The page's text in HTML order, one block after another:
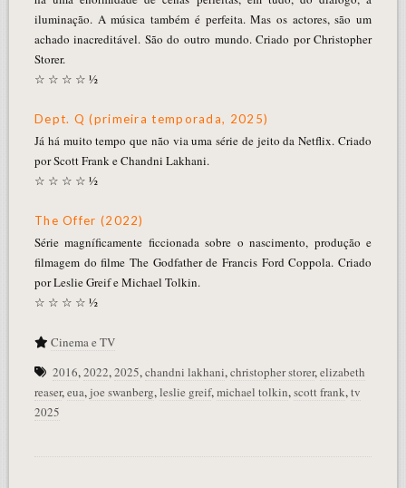
iluminação. A música também é perfeita. Mas os actores, são um
achado inacreditável. São do outro mundo. Criado por Christopher
Storer.
☆ ☆ ☆ ☆ ½
Dept. Q (primeira temporada, 2025)
Já há muito tempo que não via uma série de jeito da Netflix. Criado
por Scott Frank e Chandni Lakhani.
☆ ☆ ☆ ☆ ½
The Offer (2022)
Série magníficamente ficcionada sobre o nascimento, produção e
filmagem do filme The Godfather de Francis Ford Coppola. Criado
por Leslie Greif e Michael Tolkin.
☆ ☆ ☆ ☆ ½
Cinema e TV
2016,2022,2025,chandni lakhani,christopher storer,elizabeth
reaser,eua,joe swanberg,leslie greif,michael tolkin,scott frank,tv
2025